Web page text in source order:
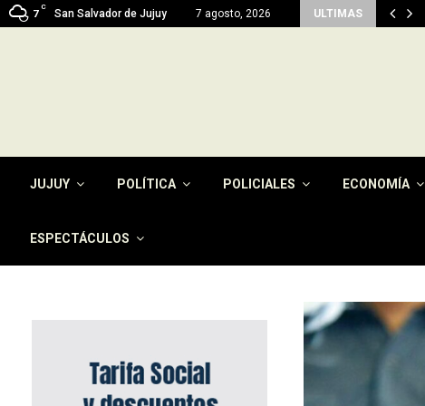
7
C
San Salvador de Jujuy 7 agosto, 2026 ULTIMAS
reactiva con fondos propios 45 viviendas…
JUJUY POLÍTICA POLICIALES ECONOMÍA
ESPECTÁCULOS